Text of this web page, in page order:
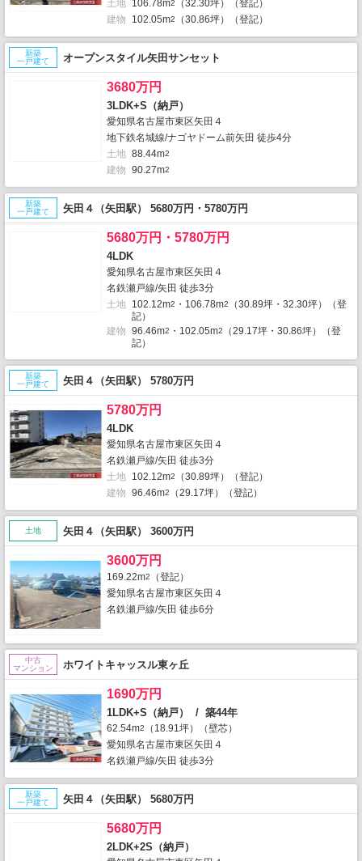
土地 106.78m2
（32.30坪）（登記）
建物
102.05m2 （30.86坪）（登記）
新築
一戸建て
オープンスタイル矢田サンセット
3680万円
3LDK+S（納戸）
愛知県名古屋市東区矢田４
地下鉄名城線/ナゴヤドーム前矢田 徒歩4分
土地 88.44m2
建物 90.27m2
新築
一戸建て
矢田４（矢田駅） 5680万円・5780万円
5680万円・5780万円
4LDK
愛知県名古屋市東区矢田４
名鉄瀬戸線/矢田 徒歩3分
土地 102.12m2 ・106.78m2
（30.89坪・32.30坪）（登
記）
建物 96.46m2 ・102.05m2
（29.17坪・30.86坪）（登
記）
新築
一戸建て
矢田４（矢田駅） 5780万円
5780万円
4LDK
愛知県名古屋市東区矢田４
名鉄瀬戸線/矢田 徒歩3分
土地 102.12m2
（30.89坪）（登記）
建物 96.46m2 （29.17坪）（登記）
土地 矢田４（矢田駅） 3600万円
3600万円
169.22m2
（登記）
愛知県名古屋市東区矢田４
名鉄瀬戸線/矢田 徒歩6分
中古
マンション
ホワイトキャッスル東ヶ丘
1690万円
1LDK+S（納戸） / 築44年
62.54m2
（18.91坪）（壁芯）
愛知県名古屋市東区矢田４
名鉄瀬戸線/矢田 徒歩3分
新築
一戸建て
矢田４（矢田駅） 5680万円
5680万円
2LDK+2S（納戸）